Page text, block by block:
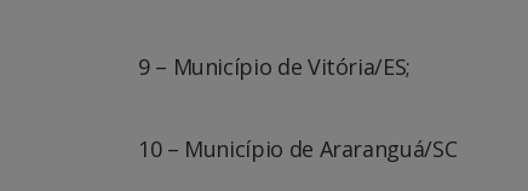
9 – Município de Vitória/ES;
10 – Município de Araranguá/SC